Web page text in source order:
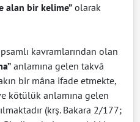
alan bir kelime” olarak
kavramlarından olan
anlamına gelen takvâ
bir mâna ifade etmekte,
kötülük anlamına gelen
(krş. Bakara 2/177;